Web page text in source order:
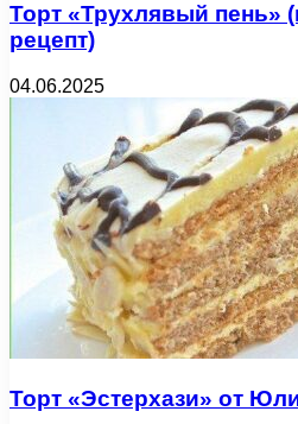
Торт «Трухлявый пень»
рецепт)
04.06.2025
Торт «Эстерхази» от